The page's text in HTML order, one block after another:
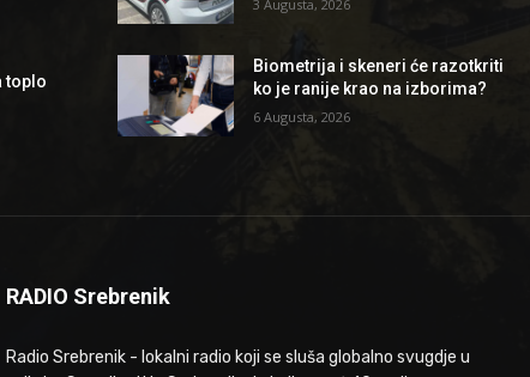
toplo
3 Augusta, 2026
Biometrija i skeneri će razotkriti
ko je ranije krao na izborima?
6 Augusta, 2026
RADIO Srebrenik
Radio Srebrenik - lokalni radio koji se sluša globalno svugdje u